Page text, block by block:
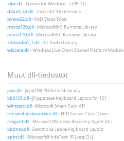
xlive.dll- Games for Windows - LIVE DLL
d3dx9_43.dll- Direct3D 9 Extensions
binkw32.dll- RAD Video Tools
msvcp120.dll- Microsoft® C Runtime Library
msvcr110.dll- Microsoft® C Runtime Library
x3daudio1_7.dll- 3D Audio Library
wldcore.dll- Windows Live Client Shared Platform Module
Muut dll-tiedostot
java.dll- Java(TM) Platform SE binary
kbd101.dll- JP Japanese Keyboard Layout for 101
winscard.dll- Microsoft Smart Card API
sensorshidclassdriver.dll- HID Sensor Class Driver
reagent.dll- Microsoft Windows Recovery Agent DLL
kbdnso.dll- Sesotho sa Leboa Keyboard Layout
apircl.dll- Microsoft® InfoTech IR Local DLL